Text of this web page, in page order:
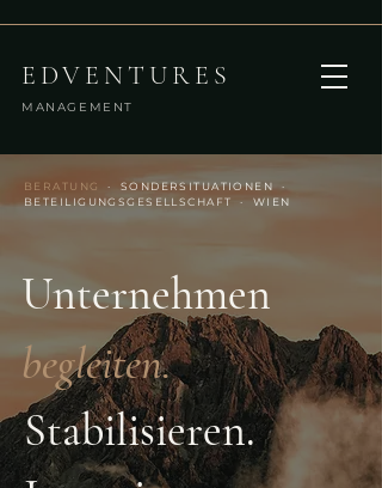
EDVENTURES
MANAGEMENT
BERATUNG ·
SONDERSITUATIONEN ·
BETEILIGUNGSGESELLSCHAFT
· WIEN
Unternehmen
begleiten.
Stabilisieren.